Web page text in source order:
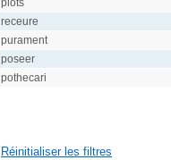
plots
receure
purament
poseer
pothecari
Réinitialiser les filtres